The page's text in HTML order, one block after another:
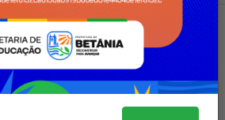
DE SAÚDE E ASSISTÊNCIA
BETÂNIA VACINAÇÃO
A COVID-19